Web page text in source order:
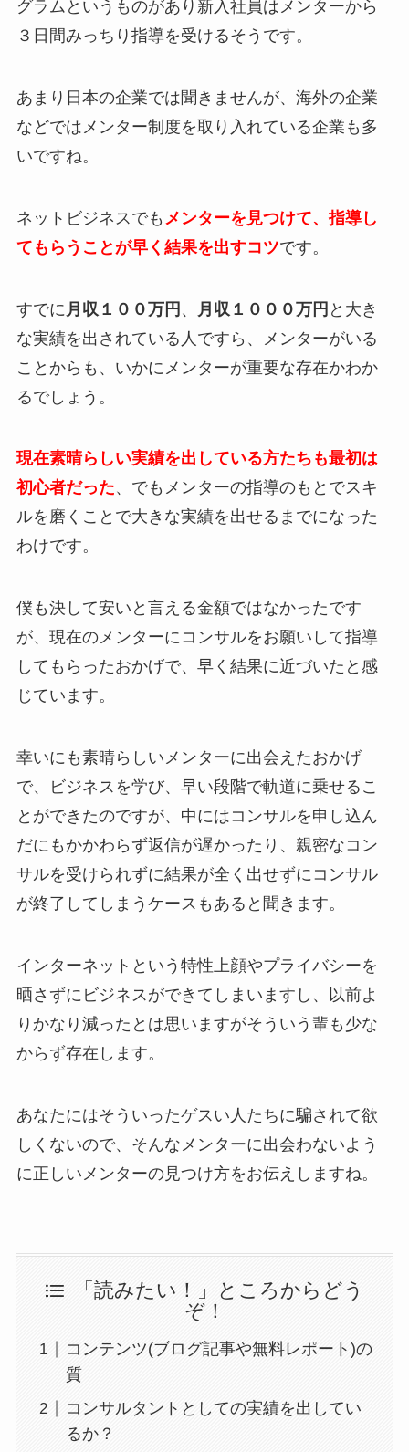
グラムというものがあり新入社員はメンターから
３日間みっちり指導を受けるそうです。
あまり日本の企業では聞きませんが、海外の企業
などではメンター制度を取り入れている企業も多
いですね。
ネットビジネスでも メンターを見つけて、指導し
てもらうことが早く結果を出すコツです。
すでに 月収１００万円 、 月収１０００万円 と大き
な実績を出されている人ですら、メンターがいる
ことからも、いかにメンターが重要な存在かわか
るでしょう。
現在素晴らしい実績を出している方たちも最初は
初心者だった、でもメンターの指導のもとでスキ
ルを磨くことで大きな実績を出せるまでになった
わけです。
僕も決して安いと言える金額ではなかったです
が、現在のメンターにコンサルをお願いして指導
してもらったおかげで、早く結果に近づいたと感
じています。
幸いにも素晴らしいメンターに出会えたおかげ
で、ビジネスを学び、早い段階で軌道に乗せるこ
とができたのですが、中にはコンサルを申し込ん
だにもかかわらず返信が遅かったり、親密なコン
サルを受けられずに結果が全く出せずにコンサル
が終了してしまうケースもあると聞きます。
インターネットという特性上顔やプライバシーを
晒さずにビジネスができてしまいますし、以前よ
りかなり減ったとは思いますがそういう輩も少な
からず存在します。
あなたにはそういったゲスい人たちに騙されて欲
しくないので、そんなメンターに出会わないよう
に正しいメンターの見つけ方をお伝えしますね。
「読みたい！」ところからどう
ぞ！
コンテンツ(ブログ記事や無料レポート)の
質
コンサルタントとしての実績を出してい
るか？